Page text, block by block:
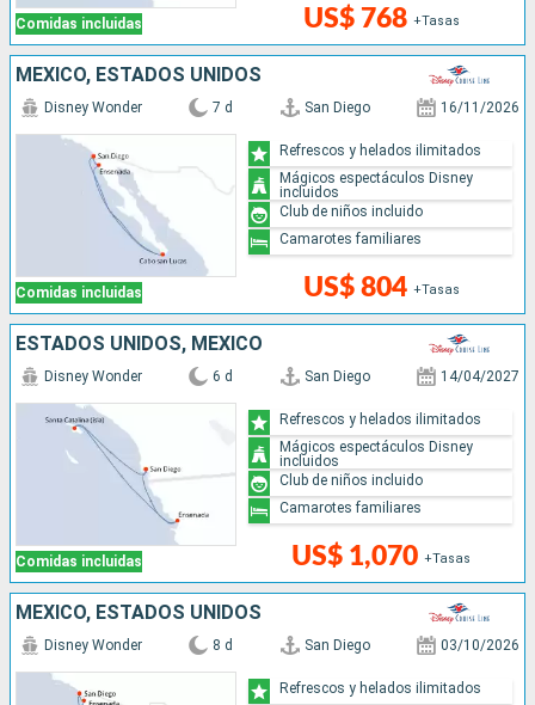
Comidas incluidas US$ 768 +Tasas
MÉXICO, ESTADOS UNIDOS
Comidas incluidas
Disney Wonder 7 d San Diego 16/11/2026
US$ 804 +Tasas
Refrescos y helados ilimitados
Mágicos espectáculos Disney
incluidos
Club de niños incluido
Camarotes familiares
ESTADOS UNIDOS, MÉXICO
Comidas incluidas
Disney Wonder 6 d San Diego 14/04/2027
US$ 1,070 +Tasas
Refrescos y helados ilimitados
Mágicos espectáculos Disney
incluidos
Club de niños incluido
Camarotes familiares
MÉXICO, ESTADOS UNIDOS
Disney Wonder 8 d San Diego 03/10/2026
Refrescos y helados ilimitados